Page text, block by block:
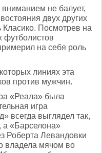
не балует,
двух других
Класико. Посмотрев на
футболистов
на себя роль
линиях эта
против мужчин.
«Реала» была
игра
всегда выглядел так,
а «Барселона»
Роберта Левандовки
владела мячом во